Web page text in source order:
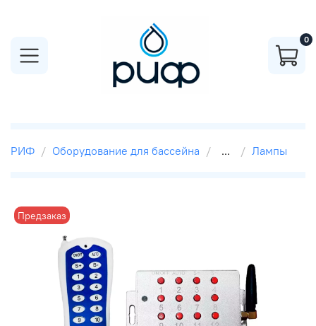
0
РИФ Оборудование для бассейна ... Лампы
Предзаказ